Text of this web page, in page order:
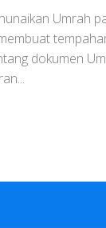
Umrah
dokumen